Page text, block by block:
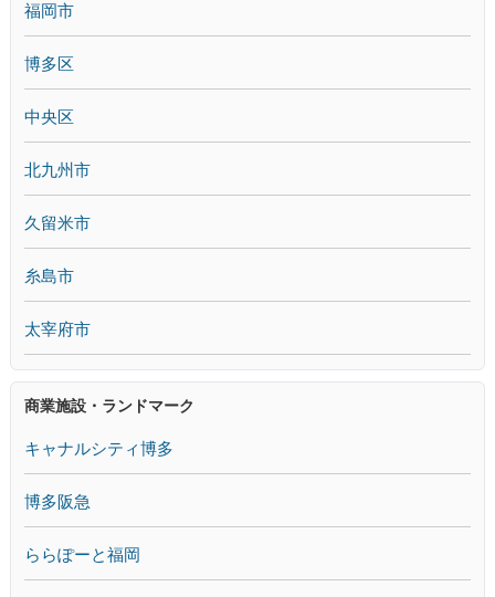
福岡市
博多区
中央区
北九州市
久留米市
糸島市
太宰府市
商業施設・ランドマーク
キャナルシティ博多
博多阪急
ららぽーと福岡